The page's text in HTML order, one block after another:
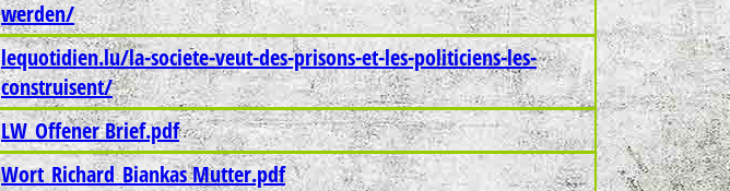
werden/
lequotidien.lu/la-societe-veut-des-prisons-et-les-politiciens-les-
construisent/
LW_Offener Brief.pdf
Wort_Richard_Biankas Mutter.pdf